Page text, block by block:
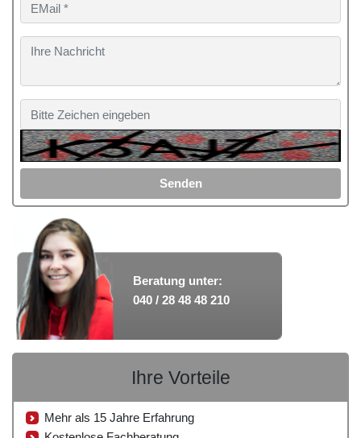
Senden
Beratung unter:
040 / 28 48 48 210
Ihre Vorteile
Mehr als 15 Jahre Erfahrung